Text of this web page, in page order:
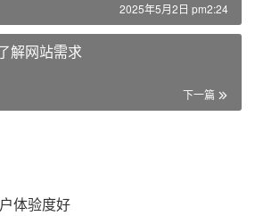
2025年5月2日 pm2:24
解网站需求
下一篇
体验度好